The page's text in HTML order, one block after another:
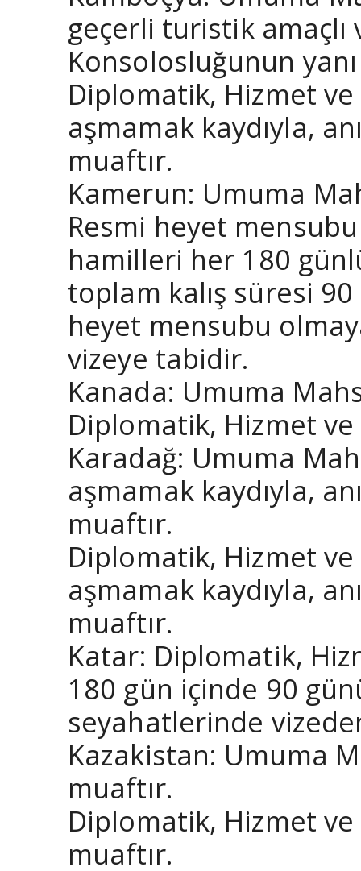
geçerli turistik amaçlı
Konsolosluğunun
Diplomatik, Hizmet
aşmamak kaydıyla,
muaftır.
Kamerun: Umuma
Resmi heyet
hamilleri her 180
toplam kalış süresi
heyet mensubu
vizeye tabidir.
Kanada: Umuma
Diplomatik, Hizmet
Karadağ: Umuma
aşmamak kaydıyla,
muaftır.
Diplomatik, Hizmet
aşmamak kaydıyla,
muaftır.
Katar: Diplomatik,
180 gün içinde 90
seyahatlerinde
Kazakistan: Umuma
muaftır.
Diplomatik, Hizmet
muaftır.